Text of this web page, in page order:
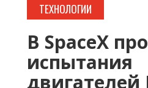
ТЕХНОЛОГИИ
В SpaceX
испытания
двигателей